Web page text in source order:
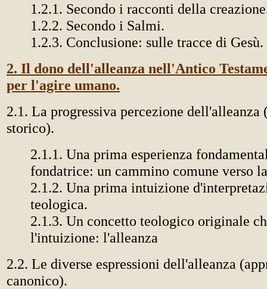
1.2.1. Secondo i racconti della
1.2.2. Secondo i Salmi.
1.2.3. Conclusione: sulle tracce di Gesù.
2. Il dono dell'alleanza nell'Antico
per l'agire umano.
2.1. La progressiva percezione dell'alleanza
storico).
2.1.1. Una prima esperienza
fondatrice: un cammino comune verso
2.1.2. Una prima intuizione
teologica.
2.1.3. Un concetto teologico originale
l'intuizione: l'alleanza
2.2. Le diverse espressioni dell'alleanza
canonico).